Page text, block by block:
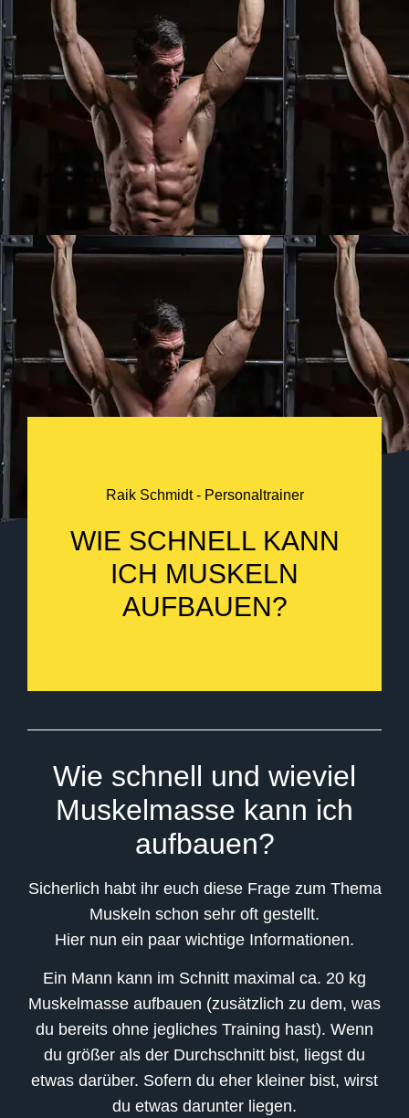
Raik Schmidt - Personaltrainer
WIE SCHNELL KANN
ICH MUSKELN
AUFBAUEN?
Wie schnell und wieviel
Muskelmasse kann ich
aufbauen?
Sicherlich habt ihr euch diese Frage zum Thema
Muskeln schon sehr oft gestellt.
Hier nun ein paar wichtige Informationen.
Ein Mann kann im Schnitt maximal ca. 20 kg
Muskelmasse aufbauen (zusätzlich zu dem, was
du bereits ohne jegliches Training hast). Wenn
du größer als der Durchschnitt bist, liegst du
etwas darüber. Sofern du eher kleiner bist, wirst
du etwas darunter liegen.